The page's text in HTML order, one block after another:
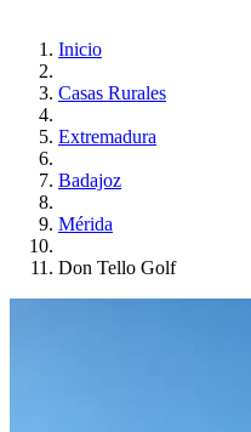
Inicio
Casas Rurales
Extremadura
Badajoz
Mérida
Don Tello Golf